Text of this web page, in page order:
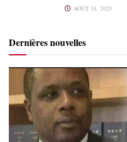
AOÛT 18, 2025
Dernières nouvelles